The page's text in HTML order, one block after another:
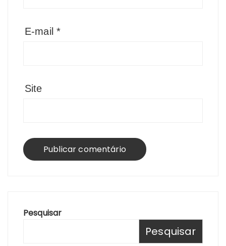
E-mail*
Site
Pesquisar
Pesquisar